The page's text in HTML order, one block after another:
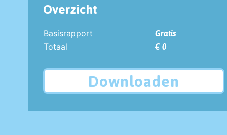
Overzicht
Basisrapport
Gratis
Totaal
€ 0
Downloaden